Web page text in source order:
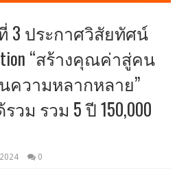
3 ประกาศวิสัยทัศน์
“สร้างคุณค่าสู่คน
ความหลากหลาย”
ม รวม 5 ปี 150,000
0